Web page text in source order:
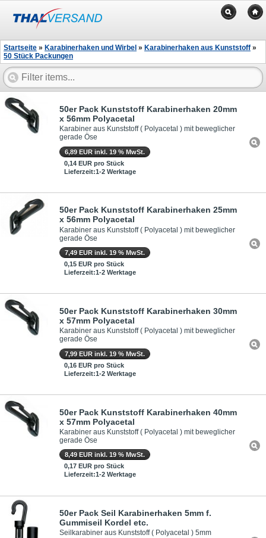
Startseite » Karabinerhaken und Wirbel » Karabinerhaken aus Kunststoff »
50 Stück Packungen
50er Pack Kunststoff Karabinerhaken 20mm
x 56mm Polyacetal
Karabiner aus Kunststoff ( Polyacetal ) mit beweglicher
gerade Öse
6,89 EUR inkl. 19 % MwSt.
0,14 EUR pro Stück
Lieferzeit:1-2 Werktage
50er Pack Kunststoff Karabinerhaken 25mm
x 56mm Polyacetal
Karabiner aus Kunststoff ( Polyacetal ) mit beweglicher
gerade Öse
7,49 EUR inkl. 19 % MwSt.
0,15 EUR pro Stück
Lieferzeit:1-2 Werktage
50er Pack Kunststoff Karabinerhaken 30mm
x 57mm Polyacetal
Karabiner aus Kunststoff ( Polyacetal ) mit beweglicher
gerade Öse
7,99 EUR inkl. 19 % MwSt.
0,16 EUR pro Stück
Lieferzeit:1-2 Werktage
50er Pack Kunststoff Karabinerhaken 40mm
x 57mm Polyacetal
Karabiner aus Kunststoff ( Polyacetal ) mit beweglicher
gerade Öse
8,49 EUR inkl. 19 % MwSt.
0,17 EUR pro Stück
Lieferzeit:1-2 Werktage
50er Pack Seil Karabinerhaken 5mm f.
Gummiseil Kordel etc.
Seilkarabiner aus Kunststoff ( Polyacetal ) 5mm